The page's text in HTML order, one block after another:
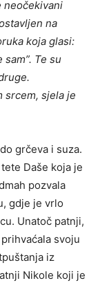
neočekivani
na
koja glasi:
Te su
srcem, sjela je
grčeva i suza.
Daše koja je
pozvala
gdje je vrlo
Unatoč patnji,
svoju
iz
Nikole koji je